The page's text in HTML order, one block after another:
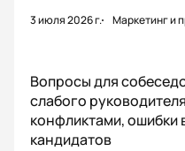
3 июля 2026 г. Маркетинг и
Вопросы для
слабого
конфликтами, ошибки
кандидатов